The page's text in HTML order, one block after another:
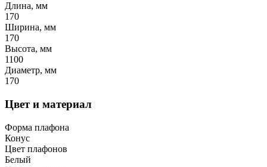
Длина, мм
170
Ширина, мм
170
Высота, мм
1100
Диаметр, мм
170
Цвет и материал
Форма плафона
Конус
Цвет плафонов
Белый